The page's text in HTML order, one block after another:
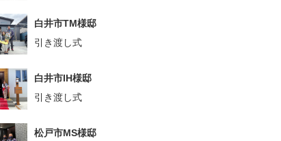
白井市TM様邸
引き渡し式
白井市IH様邸
引き渡し式
松戸市MS様邸